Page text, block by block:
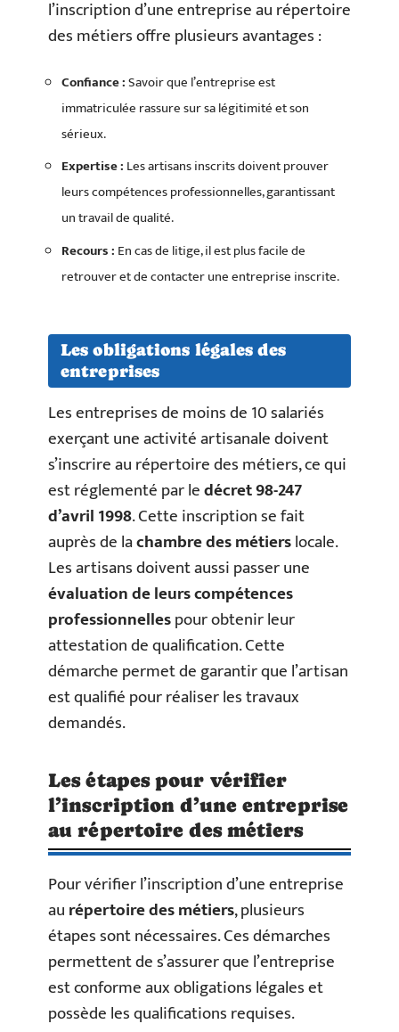
l’inscription d’une entreprise au répertoire
des métiers offre plusieurs avantages :
Confiance :Savoir que l’entreprise est
immatriculée rassure sur sa légitimité et son
sérieux.
Expertise : Les artisans inscrits doivent prouver
leurs compétences professionnelles, garantissant
un travail de qualité.
Recours : En cas de litige, il est plus facile de
retrouver et de contacter une entreprise inscrite.
Les obligations légales des
entreprises
Les entreprises de moins de 10 salariés
exerçant une activité artisanale doivent
s’inscrire au répertoire des métiers, ce qui
est réglementé par ledécret 98-247
d’avril 1998. Cette inscription se fait
auprès de lachambre des métierslocale.
Les artisans doivent aussi passer une
évaluation de leurs compétences
professionnellespour obtenir leur
attestation de qualification. Cette
démarche permet de garantir que l’artisan
est qualifié pour réaliser les travaux
demandés.
Les étapes pour vérifier
l’inscription d’une entreprise
au répertoire des métiers
Pour vérifier l’inscription d’une entreprise
aurépertoire des métiers, plusieurs
étapes sont nécessaires. Ces démarches
permettent de s’assurer que l’entreprise
est conforme aux obligations légales et
possède les qualifications requises.